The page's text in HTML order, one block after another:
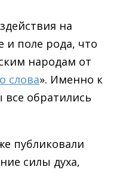
на
и поле рода, что
народам от
слова». Именно к
обратились
публиковали
силы духа,